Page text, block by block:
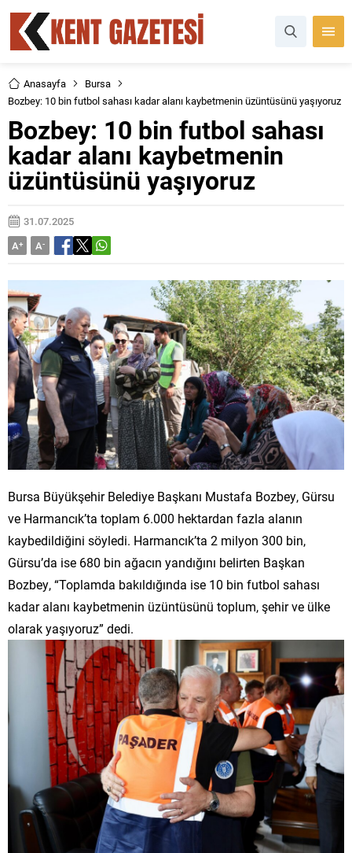
Anasayfa
Bursa
Bozbey: 10 bin futbol sahası kadar alanı kaybetmenin üzüntüsünü yaşıyoruz
Bozbey: 10 bin futbol sahası
kadar alanı kaybetmenin
üzüntüsünü yaşıyoruz
31.07.2025
A+ A-
Bursa Büyükşehir Belediye Başkanı Mustafa Bozbey, Gürsu
ve Harmancık’ta toplam 6.000 hektardan fazla alanın
kaybedildiğini söyledi. Harmancık’ta 2 milyon 300 bin,
Gürsu’da ise 680 bin ağacın yandığını belirten Başkan
Bozbey, “Toplamda bakıldığında ise 10 bin futbol sahası
kadar alanı kaybetmenin üzüntüsünü toplum, şehir ve ülke
olarak yaşıyoruz” dedi.